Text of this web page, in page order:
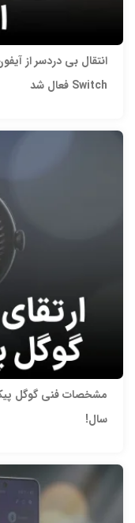
Switch فعال شد
سال!